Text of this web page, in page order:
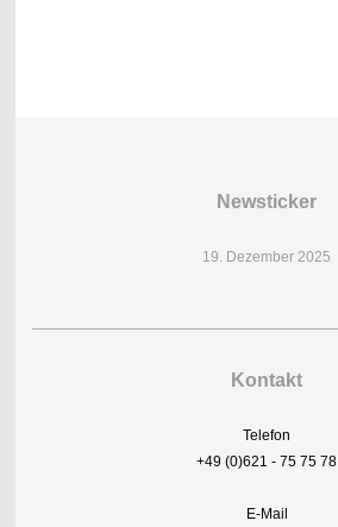
Newsticker
19. Dezember 2025
Kontakt
Telefon
+49 (0)621 - 75 75 78
E-Mail